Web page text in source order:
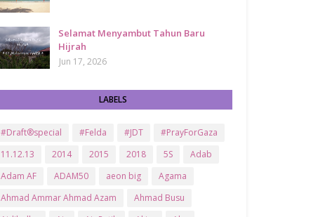
Selamat Menyambut Tahun Baru
Hijrah
Jun 17, 2026
LABELS
#Draft®special #Felda #JDT
#PrayForGaza
11.12.13
2014 2015 2018 5S
Adab
Adam AF
ADAM50 aeon big
Agama
Ahmad Ammar Ahmad Azam
Ahmad Busu